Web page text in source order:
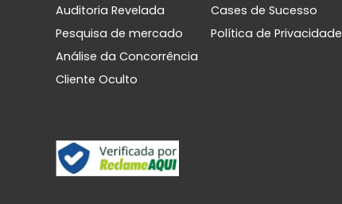
Auditoria Revelada
Pesquisa de mercado
Análise da Concorrência
Cliente Oculto
Cases de Sucesso
Política de Privacidade